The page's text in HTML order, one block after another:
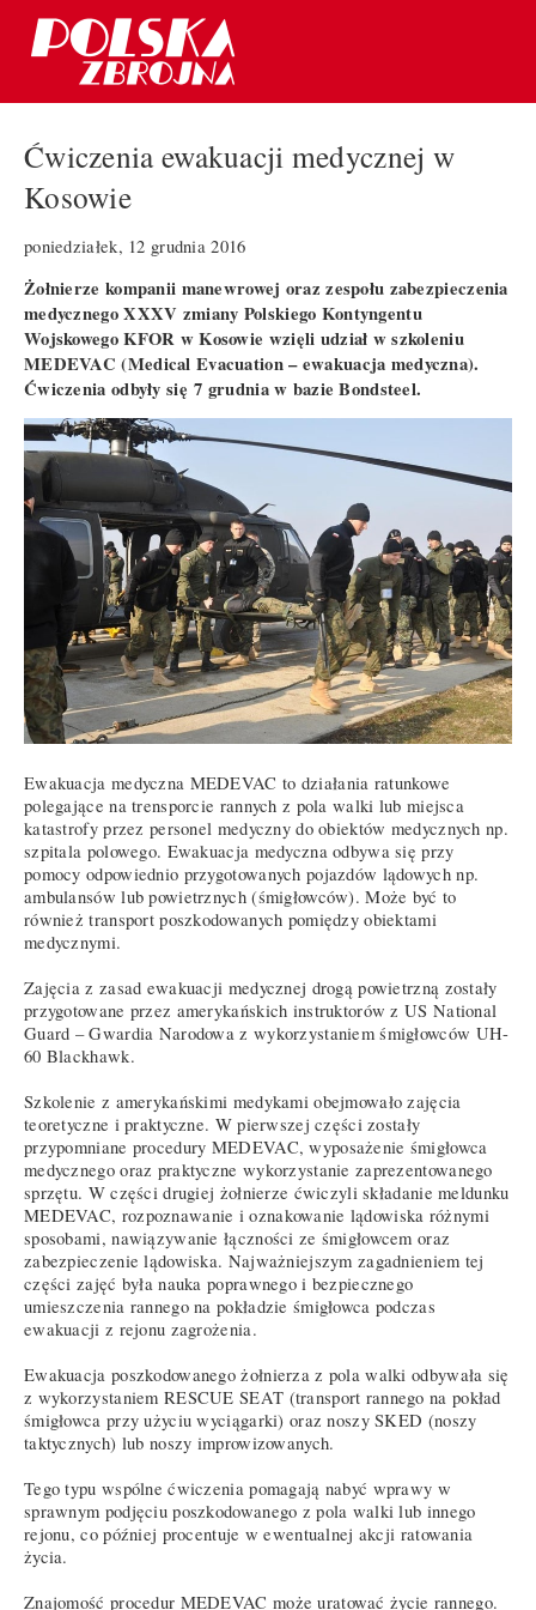
Ćwiczenia ewakuacji medycznej w
Kosowie
poniedziałek, 12 grudnia 2016
Żołnierze kompanii manewrowej oraz zespołu zabezpieczenia
medycznego XXXV zmiany Polskiego Kontyngentu
Wojskowego KFOR w Kosowie wzięli udział w szkoleniu
MEDEVAC (Medical Evacuation – ewakuacja medyczna).
Ćwiczenia odbyły się 7 grudnia w bazie Bondsteel.
Ewakuacja medyczna MEDEVAC to działania ratunkowe
polegające na trensporcie rannych z pola walki lub miejsca
katastrofy przez personel medyczny do obiektów medycznych np.
szpitala polowego. Ewakuacja medyczna odbywa się przy
pomocy odpowiednio przygotowanych pojazdów lądowych np.
ambulansów lub powietrznych (śmigłowców). Może być to
również transport poszkodowanych pomiędzy obiektami
medycznymi.
Zajęcia z zasad ewakuacji medycznej drogą powietrzną zostały
przygotowane przez amerykańskich instruktorów z US National
Guard – Gwardia Narodowa z wykorzystaniem śmigłowców UH-
60 Blackhawk.
Szkolenie z amerykańskimi medykami obejmowało zajęcia
teoretyczne i praktyczne. W pierwszej części zostały
przypomniane procedury MEDEVAC, wyposażenie śmigłowca
medycznego oraz praktyczne wykorzystanie zaprezentowanego
sprzętu. W części drugiej żołnierze ćwiczyli składanie meldunku
MEDEVAC, rozpoznawanie i oznakowanie lądowiska różnymi
sposobami, nawiązywanie łączności ze śmigłowcem oraz
zabezpieczenie lądowiska. Najważniejszym zagadnieniem tej
części zajęć była nauka poprawnego i bezpiecznego
umieszczenia rannego na pokładzie śmigłowca podczas
ewakuacji z rejonu zagrożenia.
Ewakuacja poszkodowanego żołnierza z pola walki odbywała się
z wykorzystaniem RESCUE SEAT (transport rannego na pokład
śmigłowca przy użyciu wyciągarki) oraz noszy SKED (noszy
taktycznych) lub noszy improwizowanych.
Tego typu wspólne ćwiczenia pomagają nabyć wprawy w
sprawnym podjęciu poszkodowanego z pola walki lub innego
rejonu, co później procentuje w ewentualnej akcji ratowania
życia.
Znajomość procedur MEDEVAC może uratować życie rannego.